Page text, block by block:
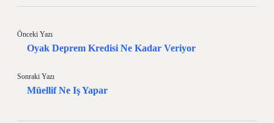
Önceki Yazı
Oyak Deprem Kredisi Ne Kadar Veriyor
Sonraki Yazı
Müellif Ne Iş Yapar